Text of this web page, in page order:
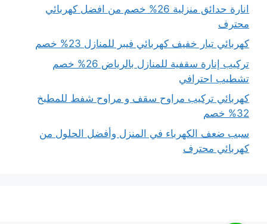
انارة حدائق منزلية 26% خصم من افضل كهربائي
محترف
كهربائي تيار خفيف كهربائي فيبر للمنازل 23% خصم
تركيب إنارة سقفية للمنازل بالرياض 26% خصم
تشطيب احترافي
كهربائي تركيب مراوح سقف و مراوح شفط للمطبخ
32% خصم
سبب ضعف الكهرباء في المنزل وأفضل الحلول من
كهربائي محترف